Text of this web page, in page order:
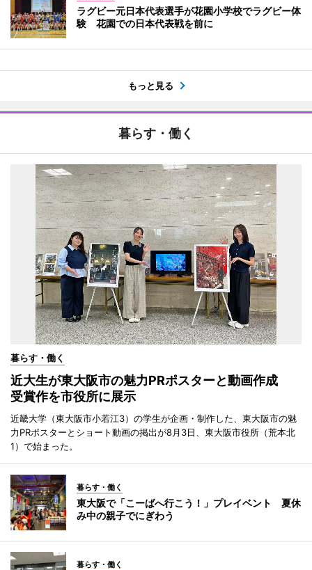
ラグビー元日本代表選手が花園小学校でラグビー体
験 花園での日本代表戦を前に
もっと見る
暮らす・働く
暮らす・働く
近大生が東大阪市の魅力PRポスターと動画作成
受賞作を市役所に展示
近畿大学（東大阪市小若江3）の学生が企画・制作した、東大阪市の魅
力PRポスターとショート動画の掲出が8月3日、東大阪市役所（荒本北
1）で始まった。
暮らす・働く
東大阪で「こーばへ行こう！」プレイベント 夏休
み中の親子でにぎわう
暮らす・働く